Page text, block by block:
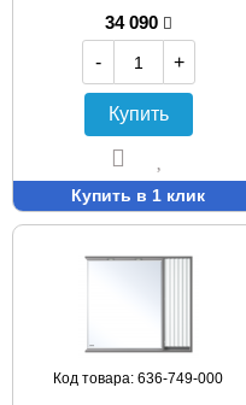
34 090
-
+
Купить
Купить в 1 клик
Код товара: 636-749-000